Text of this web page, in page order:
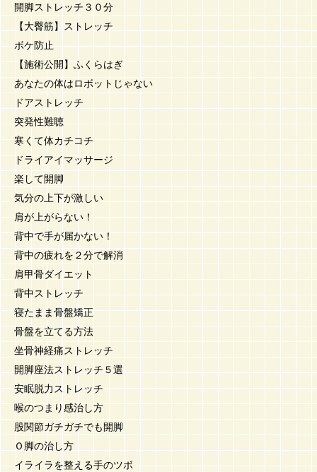
開脚ストレッチ３０分
【大臀筋】ストレッチ
ボケ防止
【施術公開】ふくらはぎ
あなたの体はロボットじゃない
ドアストレッチ
突発性難聴
寒くて体カチコチ
ドライアイマッサージ
楽して開脚
気分の上下が激しい
肩が上がらない！
背中で手が届かない！
背中の疲れを２分で解消
肩甲骨ダイエット
背中ストレッチ
寝たまま骨盤矯正
骨盤を立てる方法
坐骨神経痛ストレッチ
開脚座法ストレッチ５選
安眠脱力ストレッチ
喉のつまり感治し方
股関節ガチガチでも開脚
Ｏ脚の治し方
イライラを整える手のツボ